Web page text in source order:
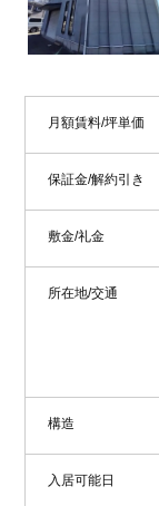
月額賃料/坪単価
保証金/解約引き
敷金/礼金
所在地/交通
構造
入居可能日